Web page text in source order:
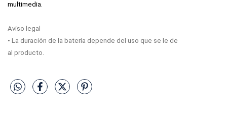
multimedia.
Aviso legal
• La duración de la batería depende del uso que se le de
al producto.